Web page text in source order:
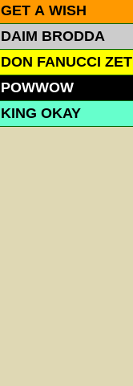
GET A WISH
DAIM BRODDA
DON FANUCCI ZET
POWWOW
KING OKAY